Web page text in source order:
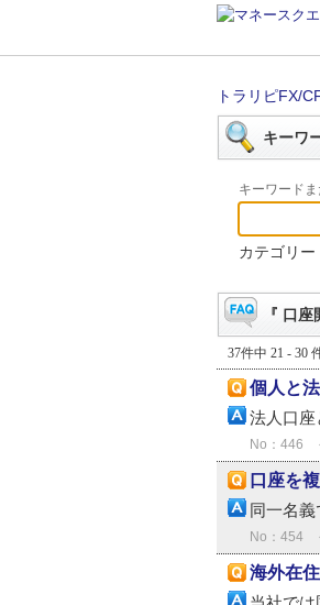
トラリピFX/
キーワ
キーワード
カテゴリー
『 口
37件中 21 - 30
個人と
法人口座
No：446
口座を
同一名
No：454
海外在